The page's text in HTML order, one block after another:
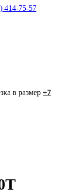
414-75-57
в размер +7